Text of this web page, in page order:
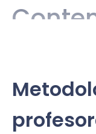
La formación
integrando
organizacional y
dinámicas del